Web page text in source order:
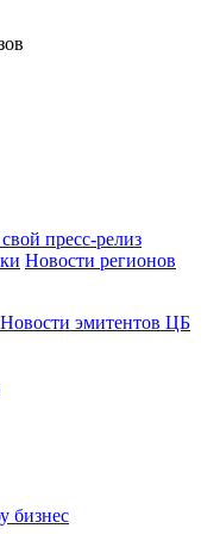
пресс-релиз
Новости регионов
эмитентов ЦБ
бизнес